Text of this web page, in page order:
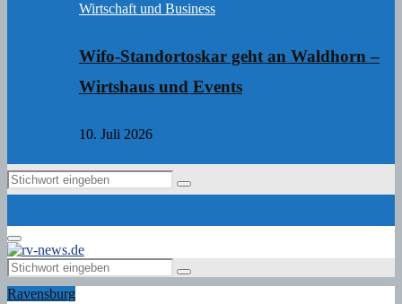
Wirtschaft und Business
Wifo-Standortoskar geht an Waldhorn –
Wirtshaus und Events
10. Juli 2026
Search
Search
Primary
Menu
Search
for:
Search
Ravensburg